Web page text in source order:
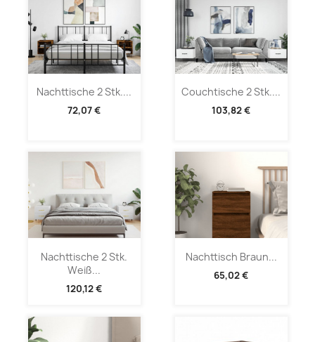
Nachttische 2 Stk....
72,07 €
Couchtische 2 Stk....
103,82 €
Nachttische 2 Stk.
Weiß...
120,12 €
Nachttisch Braun...
65,02 €